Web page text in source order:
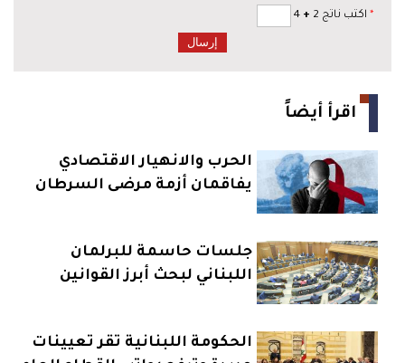
* اكتب ناتج 2 +
اقرأ أيضاً
الحرب والانهيار الاقتصادي
يفاقمان أزمة مرضى السرطان
جلسات حاسمة للبرلمان
اللبناني لبحث أبرز القوانين
الحكومة اللبنانية تقر تعيينات